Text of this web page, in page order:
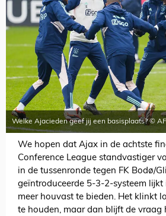
Welke Ajacieden geef jij een basisplaats? ©
We hopen dat Ajax in de achtste
Conference League standvastiger
in de tussenronde tegen FK Bodø/
geïntroduceerde 5-3-2-systeem
meer houvast te bieden. Het klinkt
te houden, maar dan blijft de vraag